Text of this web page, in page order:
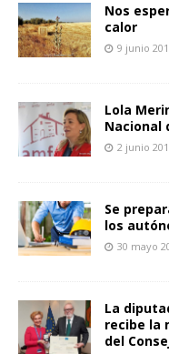
Nos
calor
9 junio
Lola
Nacional
2 junio
Se
los
30 mayo
La
recibe la
del